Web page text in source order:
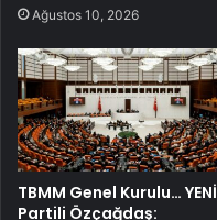
Ağustos 10, 2026
TBMM Genel Kurulu… YENİ
Partili Özçağdaş: